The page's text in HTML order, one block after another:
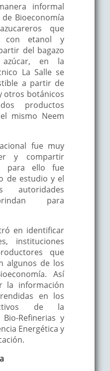
informal
Bioeconomía
que
con etanol y
del bagazo
en la
La Salle se
a partir de
otros botánicos
productos
mismo Neem
fue muy
y compartir
para ello fue
de estudio y el
para
en identificar
instituciones
que
algunos de los
Así
la información
en los
de la
Refinerias y
Energética y